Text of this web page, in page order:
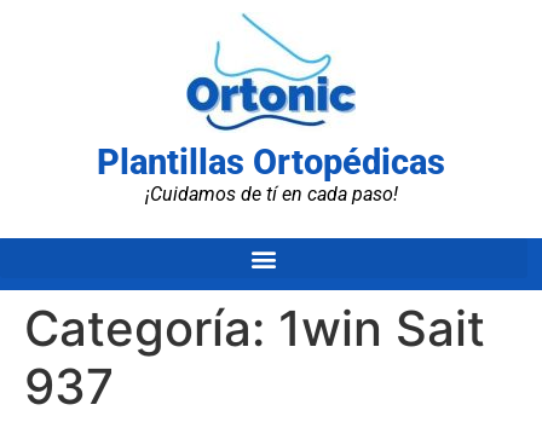
Plantillas Ortopédicas
¡Cuidamos de tí en cada paso!
Categoría: 1win Sait
937